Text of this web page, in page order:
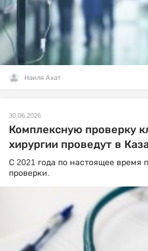
Наиля Ахат
30.06.2026
Комплексную проверку
хирургии проведут в
С 2021 года по настоящее время
проверки.